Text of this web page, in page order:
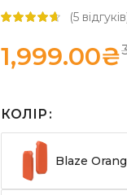
(5
1,999.00₴
КОЛІР
Blaze